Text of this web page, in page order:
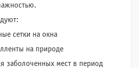
сетки на окна
на природе
заболоченных мест в период